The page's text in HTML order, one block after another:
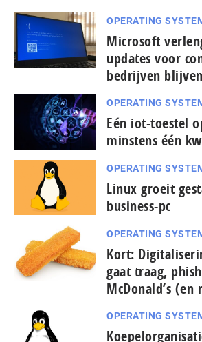
OPERATING
Microsoft
updates voor
bedrijven
OPERATING
Eén iot-toestel
minstens één
OPERATING
Linux groeit
business-pc
OPERATING
Kort:
gaat traag,
McDonald’s (en
OPERATING